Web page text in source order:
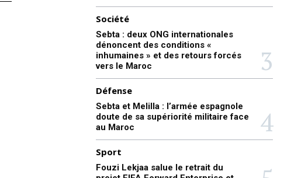
Société
Sebta : deux ONG internationales
dénoncent des conditions «
inhumaines » et des retours forcés
vers le Maroc
Défense
Sebta et Melilla : l’armée espagnole
doute de sa supériorité militaire face
au Maroc
Sport
Fouzi Lekjaa salue le retrait du